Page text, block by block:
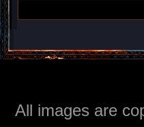
All images are